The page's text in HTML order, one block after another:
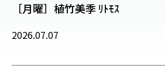
［月曜］植竹美季 ﾘﾄﾓｽ
2026.07.07